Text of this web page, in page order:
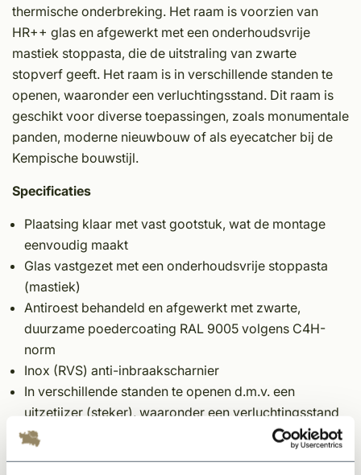
thermische onderbreking. Het raam is voorzien van
HR++ glas en afgewerkt met een onderhoudsvrije
mastiek stoppasta, die de uitstraling van zwarte
stopverf geeft. Het raam is in verschillende standen te
openen, waaronder een verluchtingsstand. Dit raam is
geschikt voor diverse toepassingen, zoals monumentale
panden, moderne nieuwbouw of als eyecatcher bij de
Kempische bouwstijl.
Specificaties
Plaatsing klaar met vast gootstuk, wat de montage
eenvoudig maakt
Glas vastgezet met een onderhoudsvrije stoppasta
(mastiek)
Antiroest behandeld en afgewerkt met zwarte,
duurzame poedercoating RAL 9005 volgens C4H-
norm
Inox (RVS) anti-inbraakscharnier
In verschillende standen te openen d.m.v. een
uitzetijzer (steker), waaronder een verluchtingsstand
Afmeting: 60 x 70 cm